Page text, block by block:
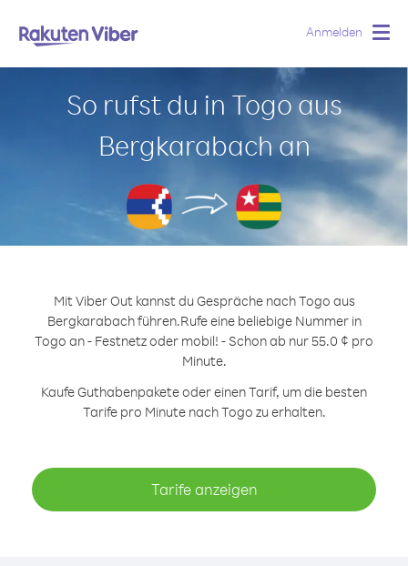
Anmelden
So rufst du in Togo aus
Bergkarabach an
Mit Viber Out kannst du Gespräche nach Togo aus
Bergkarabach führen.Rufe eine beliebige Nummer in
Togo an - Festnetz oder mobil! - Schon ab nur 55.0 ¢ pro
Minute.
Kaufe Guthabenpakete oder einen Tarif, um die besten
Tarife pro Minute nach Togo zu erhalten.
Tarife anzeigen